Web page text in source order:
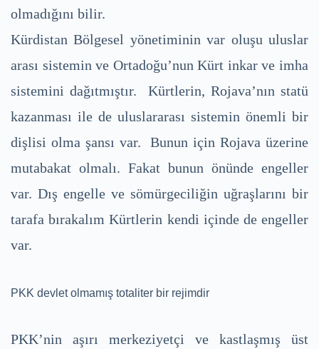
olmadığını bilir.
Kürdistan Bölgesel yönetiminin var oluşu uluslar
arası sistemin ve Ortadoğu’nun Kürt inkar ve imha
sistemini dağıtmıştır. Kürtlerin, Rojava’nın statü
kazanması ile de uluslararası sistemin önemli bir
dişlisi olma şansı var. Bunun için Rojava üzerine
mutabakat olmalı. Fakat bunun önünde engeller
var. Dış engelle ve sömürgeciliğin uğraşlarını bir
tarafa bırakalım Kürtlerin kendi içinde de engeller
var.
PKK devlet olmamış totaliter bir rejimdir
PKK’nin aşırı merkeziyetçi ve kastlaşmış üst